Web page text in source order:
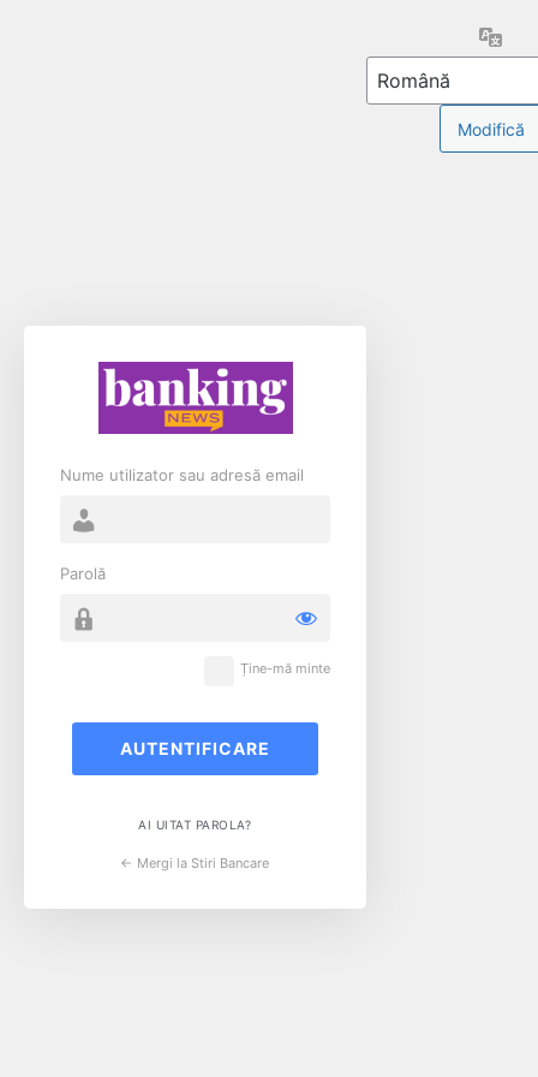
Nume utilizator sau adresă email
Parolă
Ține-mă minte
AI UITAT PAROLA?
← Mergi la Stiri Bancare